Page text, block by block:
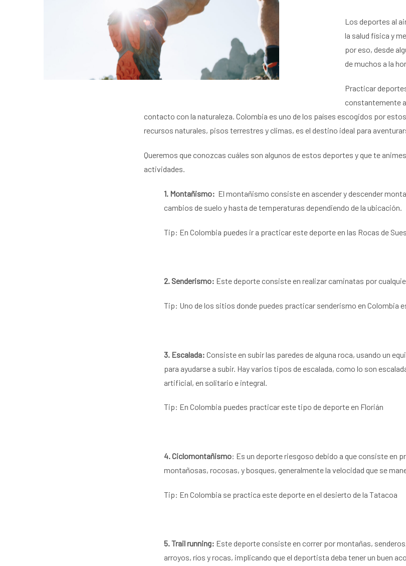
Los deportes al
la salud física y
por eso, desde
de muchos a la
Practicar
constantemente
contacto con la naturaleza. Colombia es uno de los países escogidos por
recursos naturales, pisos terrestres y climas, es el destino ideal para
Queremos que conozcas cuáles son algunos de estos deportes y que te
actividades.
1. Montañismo: El montañismo consiste en ascender y descender
cambios de suelo y hasta de temperaturas dependiendo de la ubicación.
Tip: En Colombia puedes ir a practicar este deporte en las Rocas de
2. Senderismo: Este deporte consiste en realizar caminatas por
Tip: Uno de los sitios donde puedes practicar senderismo en Colombia
3. Escalada: Consiste en subir las paredes de alguna roca, usando un
para ayudarse a subir. Hay varios tipos de escalada, como lo son
artificial, en solitario e integral.
Tip: En Colombia puedes practicar este tipo de deporte en Florián
4. Ciclomontañismo: Es un deporte riesgoso debido a que consiste en
montañosas, rocosas, y bosques, generalmente la velocidad que se
Tip: En Colombia se practica este deporte en el desierto de la Tatacoa
5. Trail running: Este deporte consiste en correr por montañas,
arroyos, ríos y rocas, implicando que el deportista deba tener un buen